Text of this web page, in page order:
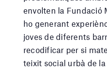
envolten la Fundació
ho generant
joves de diferents
recodificar per si
teixit social urbà de la